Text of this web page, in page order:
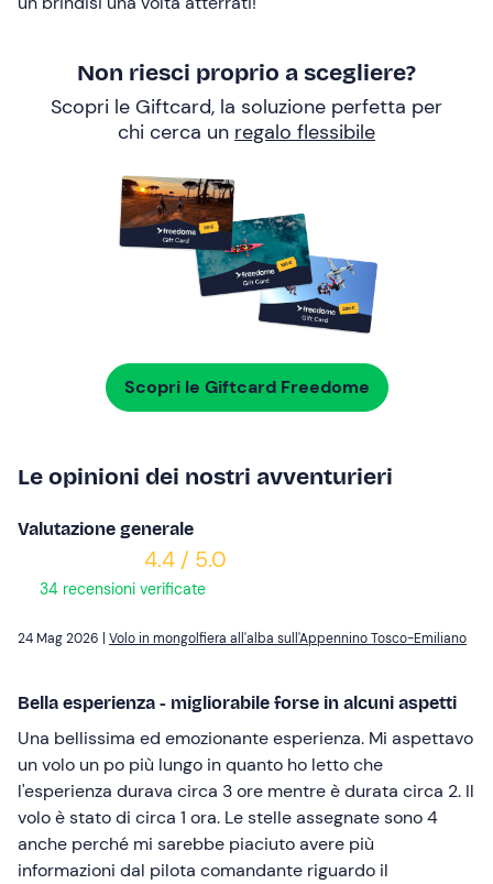
Non riesci proprio a scegliere?
Scopri le Giftcard, la soluzione perfetta per
chi cerca un regalo flessibile
Scopri le Giftcard Freedome
Le opinioni dei nostri avventurieri
Valutazione generale
4.4 / 5.0
34 recensioni verificate
24 Mag 2026 | Volo in mongolfiera all'alba sull'Appennino Tosco-Emiliano
Bella esperienza - migliorabile forse in alcuni aspetti
Una bellissima ed emozionante esperienza. Mi aspettavo
un volo un po più lungo in quanto ho letto che
l'esperienza durava circa 3 ore mentre è durata circa 2. Il
volo è stato di circa 1 ora. Le stelle assegnate sono 4
anche perché mi sarebbe piaciuto avere più
informazioni dal pilota comandante riguardo il